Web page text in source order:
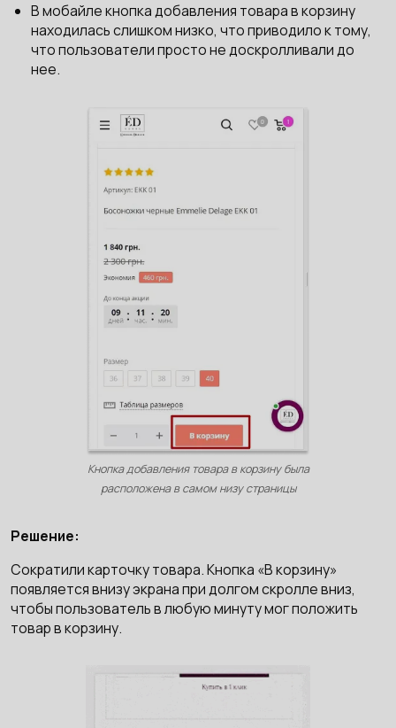
В мобайле кнопка добавления товара в корзину
находилась слишком низко, что приводило к тому,
что пользователи просто не доскролливали до
нее.
Кнопка добавления товара в корзину была
расположена в самом низу страницы
Решение:
Сократили карточку товара. Кнопка «В корзину»
появляется внизу экрана при долгом скролле вниз,
чтобы пользователь в любую минуту мог положить
товар в корзину.